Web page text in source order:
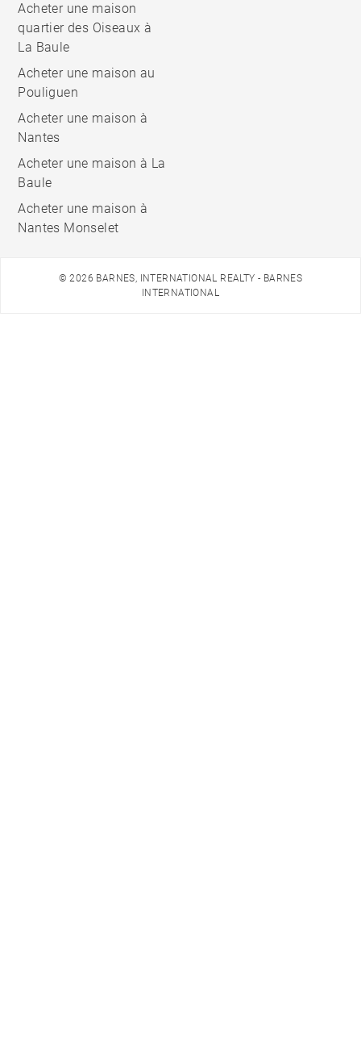
Acheter une maison
quartier des Oiseaux à
La Baule
Acheter une maison au
Pouliguen
Acheter une maison à
Nantes
Acheter une maison à La
Baule
Acheter une maison à
Nantes Monselet
© 2026 BARNES, INTERNATIONAL REALTY - BARNES
INTERNATIONAL